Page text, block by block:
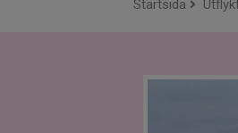
Startsida